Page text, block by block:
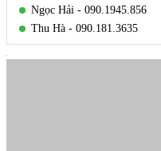
Ngọc Hải - 090.1945.856
Thu Hà - 090.181.3635